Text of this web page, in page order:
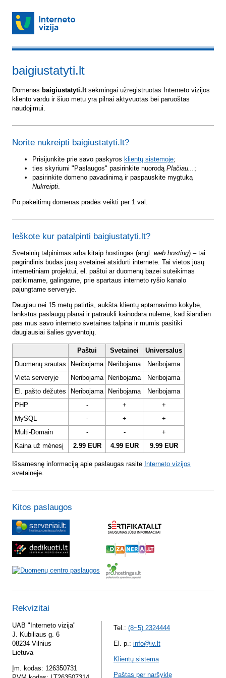
baigiustatyti.lt
Domenas baigiustatyti.ltsėkmingai užregistruotas Interneto vizijos
kliento vardu ir šiuo metu yra pilnai aktyvuotas bei paruoštas
naudojimui.
Norite nukreipti baigiustatyti.lt?
Prisijunkite prie savo paskyros klientų sistemoje;
ties skyriumi "Paslaugos" pasirinkite nuorodą Plačiau... ;
pasirinkite domeno pavadinimą ir paspauskite mygtuką
Nukreipti.
Po pakeitimų domenas pradės veikti per 1 val.
Ieškote kur patalpinti baigiustatyti.lt?
Svetainių talpinimas arba kitaip hostingas (angl. web hosting) – tai
pagrindinis būdas jūsų svetainei atsidurti internete. Tai vietos jūsų
internetiniam projektui, el. paštui ar duomenų bazei suteikimas
patikimame, galingame, prie spartaus interneto ryšio kanalo
pajungtame serveryje.
Daugiau nei 15 metų patirtis, aukšta klientų aptarnavimo kokybė,
lankstūs paslaugų planai ir patraukli kainodara nulėmė, kad šiandien
pas mus savo interneto svetaines talpina ir mumis pasitiki
daugiausiai šalies gyventojų.
Paštui Svetainei
Universalus
Duomenų srautas
Neribojama Neribojama
Neribojama
Vieta serveryje
Neribojama Neribojama
Neribojama
El. pašto dėžutės
Neribojama Neribojama
Neribojama
PHP
- +
+
MySQL
- +
+
Multi-Domain
- -
+
Kaina už mėnesį
2.99 EUR 4.99 EUR 9.99 EUR
Išsamesnę informaciją apie paslaugas rasite Interneto vizijos
svetainėje.
Kitos paslaugos
Rekvizitai
UAB "Interneto vizija"
J. Kubiliaus g. 6
08234 Vilnius
Lietuva
Įm. kodas: 126350731
Tel.: (8~5) 2324444
El. p.: info@iv.lt
Klientų sistema
Paštas per naršyklę